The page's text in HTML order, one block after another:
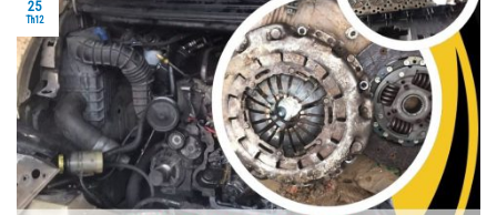
25
Th12